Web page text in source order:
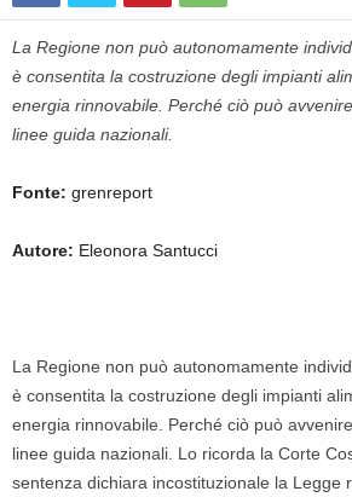
La Regione non può autonomamente
è consentita la costruzione degli impianti
energia rinnovabile. Perché ciò può
linee guida nazionali.
Fonte: grenreport
Autore: Eleonora Santucci
La Regione non può autonomamente
è consentita la costruzione degli impianti
energia rinnovabile. Perché ciò può
linee guida nazionali. Lo ricorda la Corte
sentenza dichiara incostituzionale la Legge